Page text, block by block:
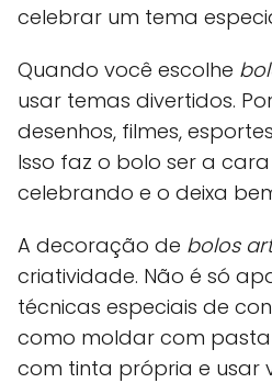
celebrar um tema
Quando você escolhe
usar temas divertidos.
desenhos, filmes,
Isso faz o bolo ser a
celebrando e o deixa
A decoração de bolos
criatividade. Não é só
técnicas especiais de
como moldar com
com tinta própria e usar